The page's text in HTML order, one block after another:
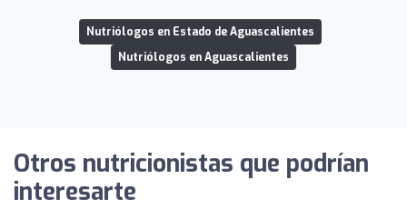
Nutriólogos en Estado de Aguascalientes
Nutriólogos en Aguascalientes
Otros nutricionistas que podrían
interesarte